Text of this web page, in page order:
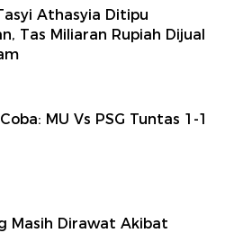
Athasyia Ditipu
Tas Miliaran Rupiah Dijual
MU Vs PSG Tuntas 1-1
Masih Dirawat Akibat